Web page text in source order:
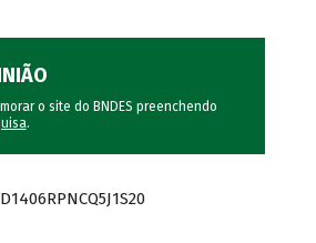
o site do BNDES preenchendo
.